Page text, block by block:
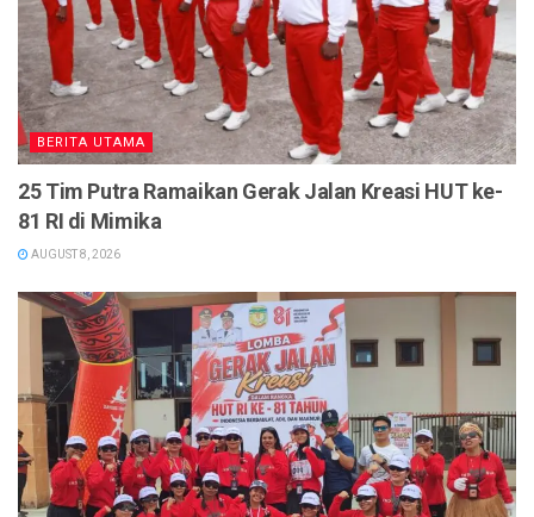
BERITA UTAMA
25 Tim Putra Ramaikan Gerak Jalan Kreasi HUT ke-
81 RI di Mimika
AUGUST 8, 2026